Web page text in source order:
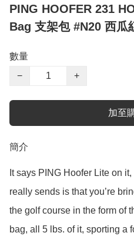
PING HOOFER 231
Bag 支架包 #N20 西瓜
數量
−
+
加至
簡介
It says PING Hoofer Lite on
really sends is that you’re
the golf course in the form of
bag, all 5 lbs. of it, sporting a